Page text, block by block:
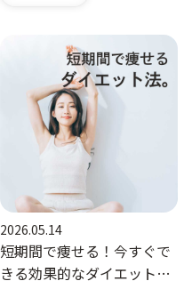
2026.05.14
短期間で痩せる！今すぐで
きる効果的なダイエット方